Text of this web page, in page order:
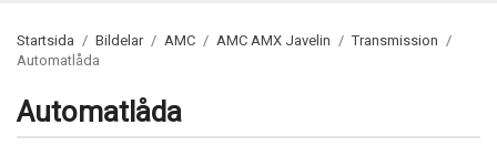
Startsida / Bildelar / AMC / AMC AMX Javelin / Transmission /
Automatlåda
Automatlåda